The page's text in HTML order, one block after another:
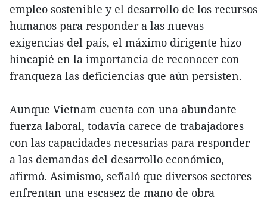
empleo sostenible y el desarrollo de los recursos
humanos para responder a las nuevas
exigencias del país, el máximo dirigente hizo
hincapié en la importancia de reconocer con
franqueza las deficiencias que aún persisten.
Aunque Vietnam cuenta con una abundante
fuerza laboral, todavía carece de trabajadores
con las capacidades necesarias para responder
a las demandas del desarrollo económico,
afirmó. Asimismo, señaló que diversos sectores
enfrentan una escasez de mano de obra